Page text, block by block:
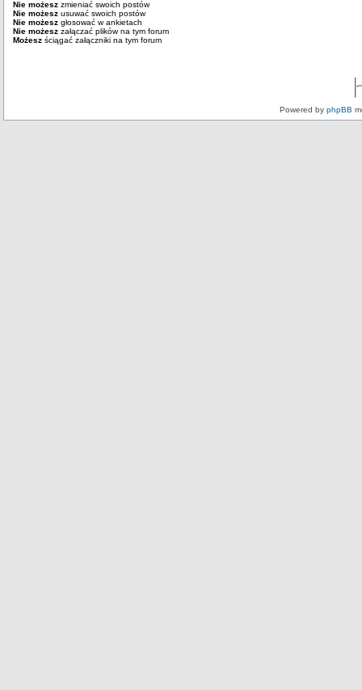
Nie możesz zmieniać swoich postów
Nie możesz usuwać swoich postów
Nie możesz głosować w ankietach
Nie możesz załączać plików na tym forum
Możesz ściągać załączniki na tym forum
Powered by phpBB